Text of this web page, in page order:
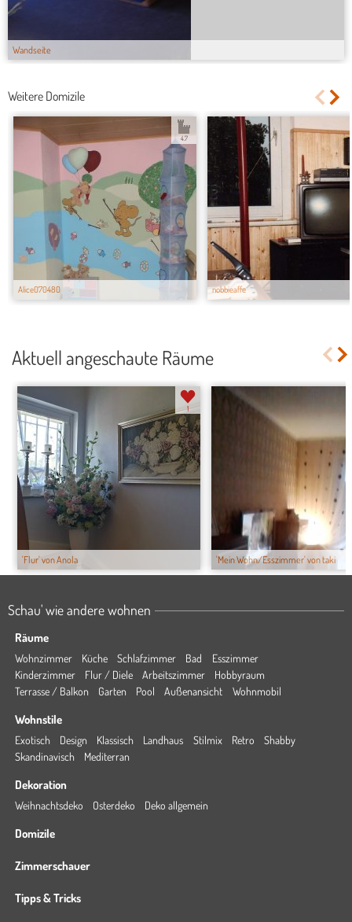
Wandseite
Weitere Domizile
Alice070480
4.7
nobbieaffe
Aktuell angeschaute Räume
'Flur' von Anola
1
'Mein Wohn/Esszimmer' von taki
Schau' wie andere wohnen
Räume
Wohnzimmer Küche Schlafzimmer Bad
Esszimmer
Kinderzimmer
Flur / Diele Arbeitszimmer
Hobbyraum
Terrasse / Balkon
Garten Pool Außenansicht Wohnmobil
Wohnstile
Exotisch Design Klassisch Landhaus Stilmix Retro
Shabby
Skandinavisch
Mediterran
Dekoration
Weihnachtsdeko Osterdeko Deko allgemein
Domizile
Zimmerschauer
Tipps & Tricks